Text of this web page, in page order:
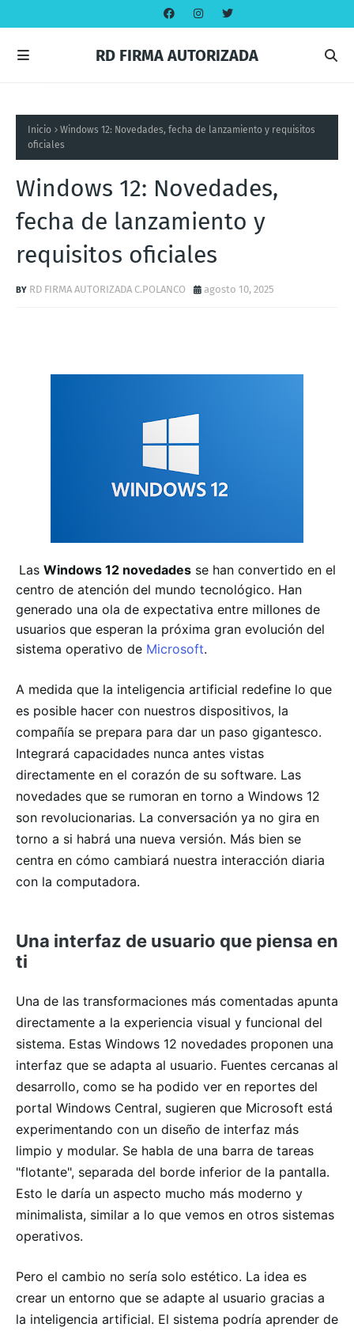
RD FIRMA AUTORIZADA
Inicio
Windows 12: Novedades, fecha de lanzamiento y requisitos
oficiales
Windows 12: Novedades,
fecha de lanzamiento y
requisitos oficiales
RD FIRMA AUTORIZADA C.POLANCO agosto 10, 2025
Las Windows 12 novedades se han convertido en el
centro de atención del mundo tecnológico. Han
generado una ola de expectativa entre millones de
usuarios que esperan la próxima gran evolución del
sistema operativo de Microsoft.
A medida que la inteligencia artificial redefine lo que
es posible hacer con nuestros dispositivos, la
compañía se prepara para dar un paso gigantesco.
Integrará capacidades nunca antes vistas
directamente en el corazón de su software. Las
novedades que se rumoran en torno a Windows 12
son revolucionarias. La conversación ya no gira en
torno a si habrá una nueva versión. Más bien se
centra en cómo cambiará nuestra interacción diaria
con la computadora.
Una interfaz de usuario que piensa en
ti
Una de las transformaciones más comentadas apunta
directamente a la experiencia visual y funcional del
sistema. Estas Windows 12 novedades proponen una
interfaz que se adapta al usuario. Fuentes cercanas al
desarrollo, como se ha podido ver en reportes del
portal Windows Central, sugieren que Microsoft está
experimentando con un diseño de interfaz más
limpio y modular. Se habla de una barra de tareas
"flotante", separada del borde inferior de la pantalla.
Esto le daría un aspecto mucho más moderno y
minimalista, similar a lo que vemos en otros sistemas
operativos.
Pero el cambio no sería solo estético. La idea es
crear un entorno que se adapte al usuario gracias a
la inteligencia artificial. El sistema podría aprender de